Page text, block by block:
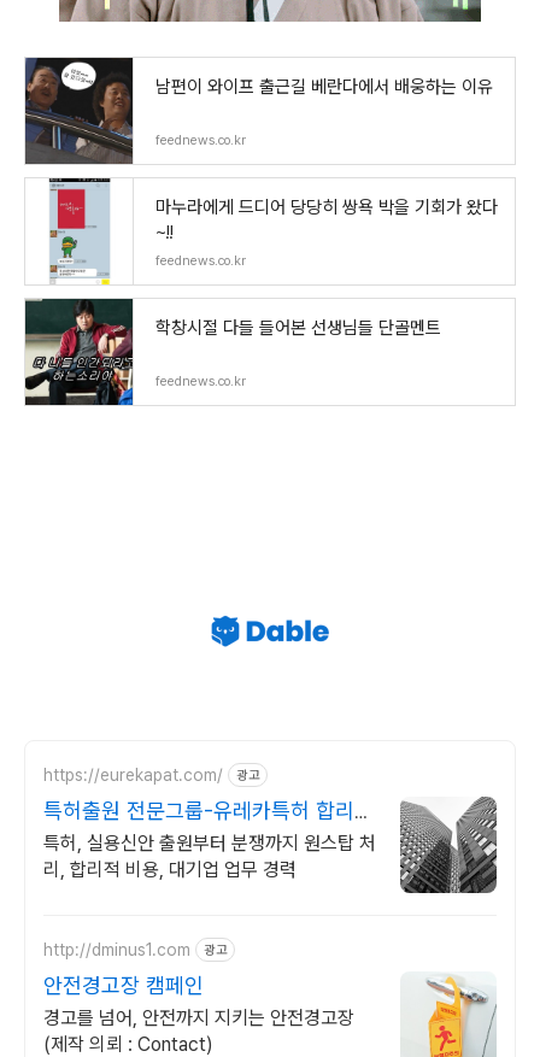
남편이 와이프 출근길 베란다에서 배웅하는 이유
feednews.co.kr
마누라에게 드디어 당당히 쌍욕 박을 기회가 왔다
~!!
feednews.co.kr
학창시절 다들 들어본 선생님들 단골멘트
feednews.co.kr
https://eurekapat.com/ 광고
특허출원 전문그룹-유레카특허 합리적
비용, 특허 검토무료!
특허, 실용신안 출원부터 분쟁까지 원스탑 처
리, 합리적 비용, 대기업 업무 경력
http://dminus1.com 광고
안전경고장 캠페인
경고를 넘어, 안전까지 지키는 안전경고장
(제작 의뢰 : Contact)